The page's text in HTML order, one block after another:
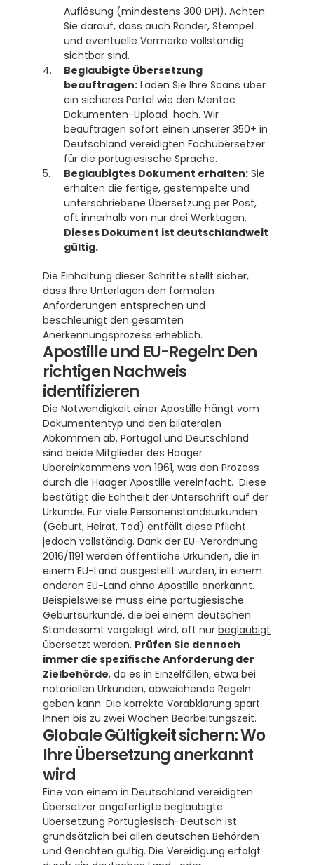
Auflösung (mindestens 300 DPI). Achten
Sie darauf, dass auch Ränder, Stempel
und eventuelle Vermerke vollständig
sichtbar sind.
Beglaubigte Übersetzung
beauftragen: Laden Sie Ihre Scans über
ein sicheres Portal wie den Mentoc
Dokumenten-Upload  hoch. Wir
beauftragen sofort einen unserer 350+ in
Deutschland vereidigten Fachübersetzer
für die portugiesische Sprache.
Beglaubigtes Dokument erhalten: Sie
erhalten die fertige, gestempelte und
unterschriebene Übersetzung per Post,
Dieses Dokument ist deutschlandweit
gültig.
Die Einhaltung dieser Schritte stellt sicher,
dass Ihre Unterlagen den formalen
Anforderungen entsprechen und
beschleunigt den gesamten
Anerkennungsprozess erheblich.
Apostille und EU-Regeln: Den
richtigen Nachweis
identifizieren
Die Notwendigkeit einer Apostille hängt vom
Dokumententyp und den bilateralen
Abkommen ab. Portugal und Deutschland
sind beide Mitglieder des Haager
Übereinkommens von 1961, was den Prozess
durch die Haager Apostille vereinfacht.  Diese
bestätigt die Echtheit der Unterschrift auf der
Urkunde. Für viele Personenstandsurkunden
(Geburt, Heirat, Tod) entfällt diese Pflicht
jedoch vollständig. Dank der EU-Verordnung
2016/1191 werden öffentliche Urkunden, die in
einem EU-Land ausgestellt wurden, in einem
anderen EU-Land ohne Apostille anerkannt.
Beispielsweise muss eine portugiesische
Geburtsurkunde, die bei einem deutschen
Standesamt vorgelegt wird, oft nur beglaubigt
übersetzt werden. Prüfen Sie dennoch
immer die spezifische Anforderung der
Zielbehörde, da es in Einzelfällen, etwa bei
notariellen Urkunden, abweichende Regeln
geben kann. Die korrekte Vorabklärung spart
Ihnen bis zu zwei Wochen Bearbeitungszeit.
Globale Gültigkeit sichern: Wo
Ihre Übersetzung anerkannt
wird
Eine von einem in Deutschland vereidigten
Übersetzer angefertigte beglaubigte
Übersetzung Portugiesisch-Deutsch ist
grundsätzlich bei allen deutschen Behörden
und Gerichten gültig. Die Vereidigung erfolgt